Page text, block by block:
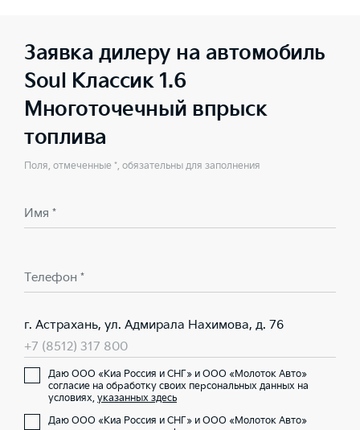
Заявка дилеру на автомобиль
Soul Классик 1.6
Многоточечный впрыск
топлива
Поля, отмеченные *, обязательны для заполнения
Имя *
Телефон *
г. Астрахань, ул. Адмирала Нахимова, д. 76
+7 (8512) 317 800
Даю ООО «Киа Россия и СНГ» и ООО «Молоток Авто»
согласие на обработку своих персональных данных на
условиях, указанных здесь
Даю ООО «Киа Россия и СНГ» и ООО «Молоток Авто»